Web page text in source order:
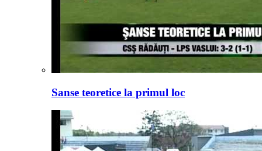
Sanse teoretice la primul loc